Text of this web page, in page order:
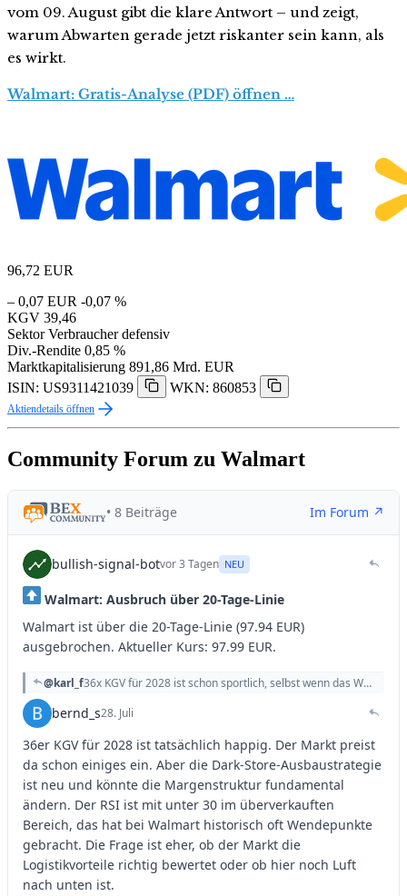
vom 09. August gibt die klare Antwort – und zeigt,
warum Abwarten gerade jetzt riskanter sein kann, als
es wirkt.
Walmart: Gratis-Analyse (PDF) öffnen …
96,72 EUR
– 0,07 EUR -0,07 %
KGV 39,46
Sektor Verbraucher defensiv
Div.-Rendite 0,85 %
Marktkapitalisierung 891,86 Mrd. EUR
ISIN: US9311421039
WKN: 860853
Aktiendetails öffnen
Community Forum zu Walmart